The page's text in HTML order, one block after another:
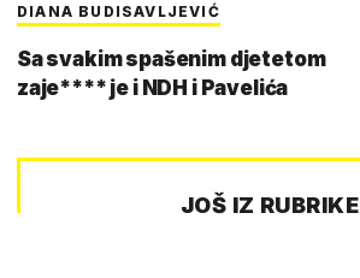
DIANA BUDISAVLJEVIĆ
Sa svakim spašenim djetetom
zaje**** je i NDH i Pavelića
JOŠ IZ RUBRIKE